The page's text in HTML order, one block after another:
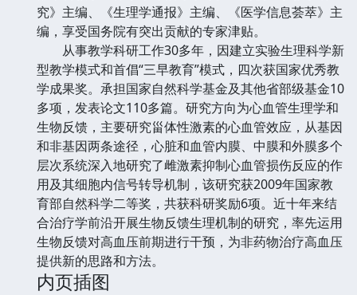
究》主编、《生理学通报》主编、《医学信息荟萃》主
编，享受国务院有突出贡献的专家津贴。
从事教学科研工作30多年，因建立实验生理科学新
型教学模式和首倡“三早教育”模式，四次获国家优秀教
学成果奖。承担国家自然科学基金及其他省部级基金10
多项，发表论文110多篇。研究方向为心血管生理学和
生物反馈，主要研究甾体性激素的心血管效应，从基因
和非基因两条途径，心脏和血管内膜、中膜和外膜多个
层次系统深入地研究了雌激素抑制心血管损伤反应的作
用及其细胞内信号转导机制，该研究获2009年国家教
育部自然科学二等奖，共获科研奖励6项。近十年来结
合治疗学前沿开展生物反馈生理机制的研究，率先运用
生物反馈对高血压前期进行干预，为非药物治疗高血压
提供新的思路和方法。
内页插图